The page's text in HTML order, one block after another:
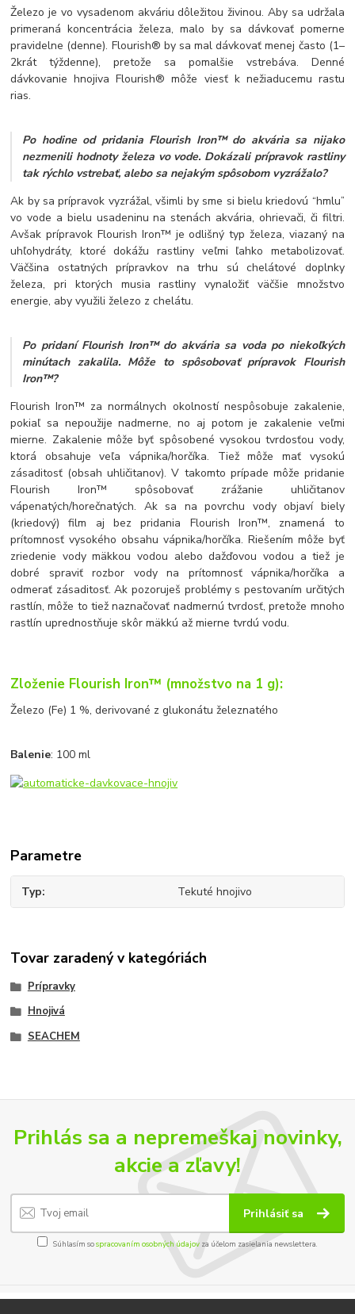
Železo je vo vysadenom akváriu dôležitou živinou. Aby sa udržala
primeraná koncentrácia železa, malo by sa dávkovať pomerne
pravidelne (denne). Flourish® by sa mal dávkovať menej často (1–
2krát týždenne), pretože sa pomalšie vstrebáva. Denné
dávkovanie hnojiva Flourish® môže viesť k nežiaducemu rastu
rias.
Po hodine od pridania Flourish Iron™ do akvária sa nijako
nezmenili hodnoty železa vo vode. Dokázali prípravok rastliny
tak rýchlo vstrebať, alebo sa nejakým spôsobom vyzrážalo?
Ak by sa prípravok vyzrážal, všimli by sme si bielu kriedovú “hmlu”
vo vode a bielu usadeninu na stenách akvária, ohrievači, či filtri.
Avšak prípravok Flourish Iron™ je odlišný typ železa, viazaný na
uhľohydráty, ktoré dokážu rastliny veľmi ľahko metabolizovať.
Väčšina ostatných prípravkov na trhu sú chelátové doplnky
železa, pri ktorých musia rastliny vynaložiť väčšie množstvo
energie, aby využili železo z chelátu.
Po pridaní Flourish Iron™ do akvária sa voda po niekoľkých
minútach zakalila. Môže to spôsobovať prípravok Flourish
Iron™?
Flourish Iron™ za normálnych okolností nespôsobuje zakalenie,
pokiaľ sa nepoužije nadmerne, no aj potom je zakalenie veľmi
mierne. Zakalenie môže byť spôsobené vysokou tvrdosťou vody,
ktorá obsahuje veľa vápnika/horčíka. Tiež môže mať vysokú
zásaditosť (obsah uhličitanov). V takomto prípade môže pridanie
Flourish Iron™ spôsobovať zrážanie uhličitanov
vápenatých/horečnatých. Ak sa na povrchu vody objaví biely
(kriedový) film aj bez pridania Flourish Iron™, znamená to
prítomnosť vysokého obsahu vápnika/horčíka. Riešením môže byť
zriedenie vody mäkkou vodou alebo dažďovou vodou a tiež je
dobré spraviť rozbor vody na prítomnosť vápnika/horčíka a
odmerať zásaditosť. Ak pozoruješ problémy s pestovaním určitých
rastlín, môže to tiež naznačovať nadmernú tvrdosť, pretože mnoho
rastlín uprednostňuje skôr mäkkú až mierne tvrdú vodu.
Zloženie Flourish Iron™ (množstvo na 1 g):
Železo (Fe) 1 %, derivované z glukonátu železnatého
Balenie: 100 ml
Parametre
Typ Tekuté hnojivo
Tovar zaradený v kategóriách
Prípravky
Hnojivá
SEACHEM
Prihlás sa a nepremeškaj novinky,
akcie a zľavy!
Prihlásiť sa
Súhlasím sospracovaním osobných údajov za účelom zasielania newslettera.